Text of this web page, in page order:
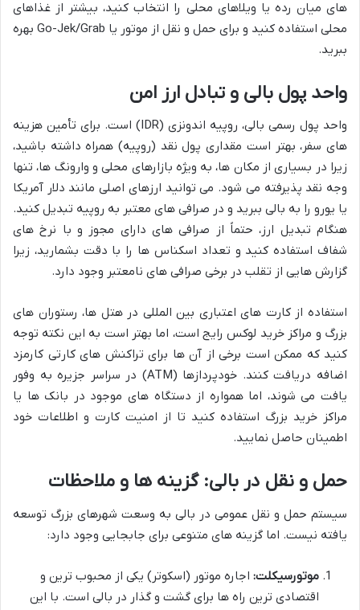
های میان رده یا ویلاهای محلی را انتخاب کنید، بیشتر از غذاهای
محلی استفاده کنید و برای حمل و نقل از موتور یا Go-Jek/Grab بهره
ببرید.
واحد پول بالی و تبادل ارز امن
واحد پول رسمی بالی، روپیه اندونزی (IDR) است. برای تأمین هزینه
های سفر، بهتر است مقداری پول نقد (روپیه) همراه داشته باشید،
زیرا در بسیاری از مکان ها، به ویژه بازارهای محلی و وارونگ ها، تنها
وجه نقد پذیرفته می شود. می توانید ارزهای اصلی مانند دلار آمریکا
یا یورو را به بالی ببرید و در صرافی های معتبر به روپیه تبدیل کنید.
هنگام تبدیل ارز، حتماً از صرافی های دارای مجوز و با نرخ های
شفاف استفاده کنید و تعداد اسکناس ها را با دقت بشمارید، زیرا
گزارش هایی از تقلب در برخی صرافی های نامعتبر وجود دارد.
استفاده از کارت های اعتباری بین المللی در هتل ها، رستوران های
بزرگ و مراکز خرید لوکس رایج است، اما بهتر است به این نکته توجه
کنید که ممکن است برخی از آن ها برای تراکنش های کارتی کارمزد
اضافه دریافت کنند. خودپردازها (ATM) در سراسر جزیره به وفور
یافت می شوند، اما همواره از دستگاه های موجود در بانک ها یا
مراکز خرید بزرگ استفاده کنید تا از امنیت کارت و اطلاعات خود
اطمینان حاصل نمایید.
حمل و نقل در بالی: گزینه ها و ملاحظات
سیستم حمل و نقل عمومی در بالی به وسعت شهرهای بزرگ توسعه
یافته نیست. اما گزینه های متنوعی برای جابجایی وجود دارد:
موتورسیکلت: اجاره موتور (اسکوتر) یکی از محبوب ترین و
اقتصادی ترین راه ها برای گشت و گذار در بالی است. با این